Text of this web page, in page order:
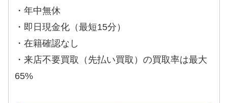
・年中無休
・即日現金化（最短15分）
・在籍確認なし
・来店不要買取（先払い買取）の買取率は最大
65%